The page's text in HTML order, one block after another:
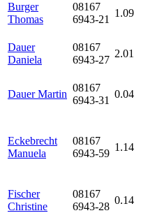
Burger
Thomas
08167
6943-21
1.09
Dauer
Daniela
08167
6943-27
2.01
Dauer Martin
08167
6943-31
0.04
Eckebrecht
Manuela
08167
6943-59
1.14
Fischer
Christine
08167
6943-28
0.14